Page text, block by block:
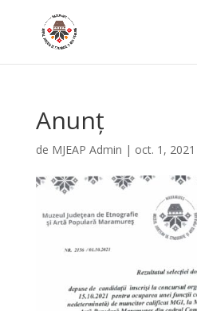
Anunț
de MJEAP Admin | oct. 1, 2021